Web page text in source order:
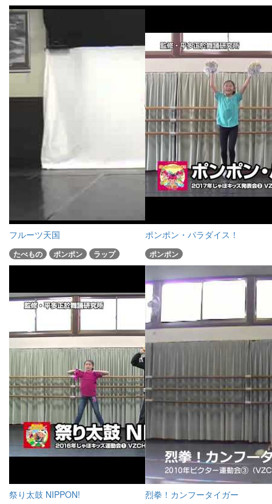
フルーツ天国
たべもの ポンポン ラップ
ポンポン・パラダイス！
ポンポン
祭り太鼓 NIPPON! 烈拳！カンフータイガー